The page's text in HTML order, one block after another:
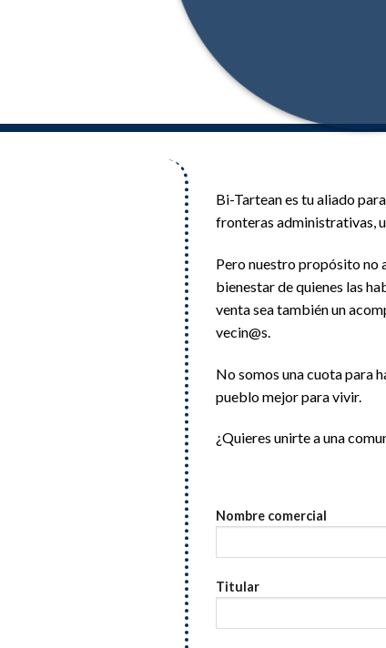
Bi-Tartean es tu aliado
fronteras administrativas,
Pero nuestro propósito no
bienestar de quienes las
venta sea también un
vecin@s.
No somos una cuota para
pueblo mejor para vivir.
¿Quieres unirte a una
Nombre comercial
Titular